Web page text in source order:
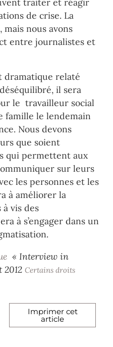
de crise. La
nous avons
entre journalistes et
dramatique relaté
il sera
le travailleur social
famille le lendemain
Nous devons
que soient
qui permettent aux
sur leurs
les personnes et les
à améliorer la
vis des
à s’engager dans un
« Interview in
2012 Certains droits
Imprimer cet
article